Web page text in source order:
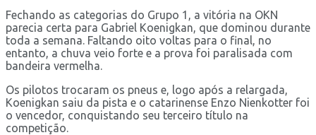
Fechando as categorias do Grupo 1, a vitória na OKN
parecia certa para Gabriel Koenigkan, que dominou durante
toda a semana. Faltando oito voltas para o final, no
entanto, a chuva veio forte e a prova foi paralisada com
bandeira vermelha.
Os pilotos trocaram os pneus e, logo após a relargada,
Koenigkan saiu da pista e o catarinense Enzo Nienkotter foi
o vencedor, conquistando seu terceiro título na
competição.